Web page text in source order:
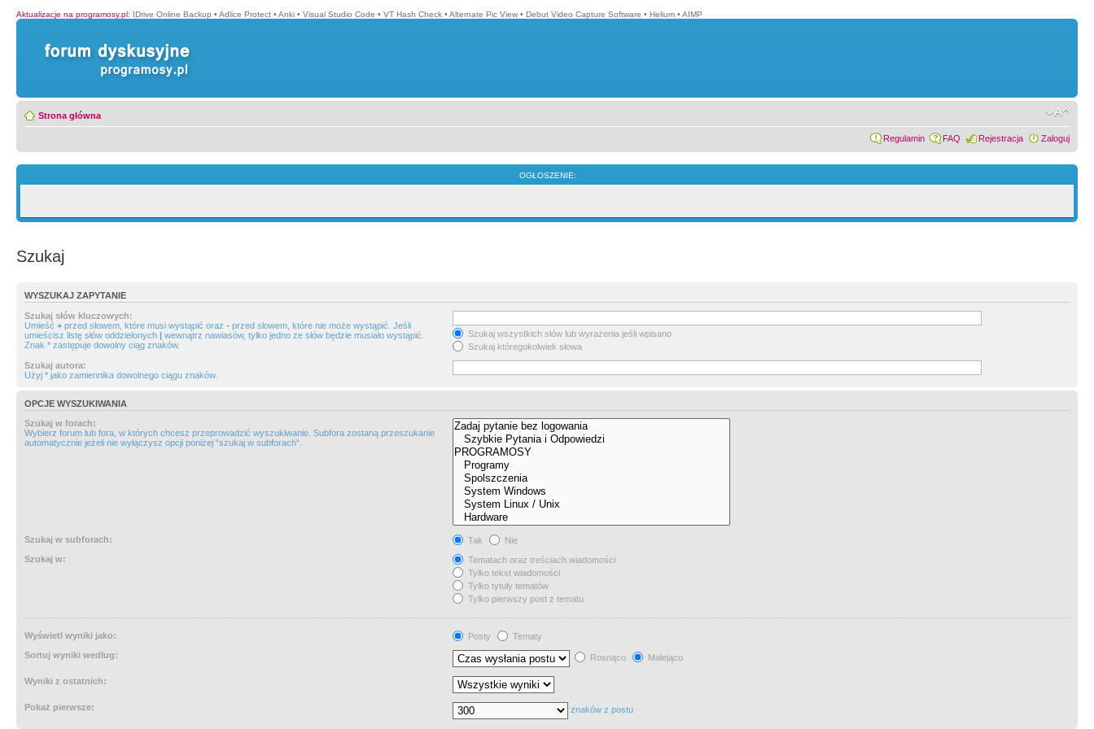
Aktualizacje na programosy.pl: IDrive Online Backup • Adlice Protect • Anki • Visual Studio Code • VT Hash Check • Alternate Pic View • Debut Video Capture Software • Helium • AIMP
Strona główna
Regulamin FAQ Rejestracja Zaloguj
OGŁOSZENIE:
Szukaj
WYSZUKAJ ZAPYTANIE
Szukaj słów kluczowych:
Umieść + przed słowem, które musi wystąpić oraz - przed słowem, które nie może wystąpić. Jeśli
umieścisz listę słów oddzielonych | wewnątrz nawiasów, tylko jedno ze słów będzie musiało wystąpić.
Znak * zastępuje dowolny ciąg znaków.
Szukaj wszystkich słów lub wyrażenia jeśli wpisano
Szukaj któregokolwiek słowa
Szukaj autora:
Użyj * jako zamiennika dowolnego ciągu znaków.
OPCJE WYSZUKIWANIA
Szukaj w forach:
Wybierz forum lub fora, w których chcesz przeprowadzić wyszukiwanie. Subfora zostaną przeszukanie
automatycznie jeżeli nie wyłączysz opcji poniżej “szukaj w subforach“.
Szukaj w subforach: Tak
Nie
Szukaj w:
Tematach oraz treściach wiadomości
Tylko tekst wiadomości
Tylko tytuły tematów
Tylko pierwszy post z tematu
Wyświetl wyniki jako: Posty
Tematy
Sortuj wyniki według:
Rosnąco Malejąco
Wyniki z ostatnich:
Pokaż pierwsze: znaków z postu